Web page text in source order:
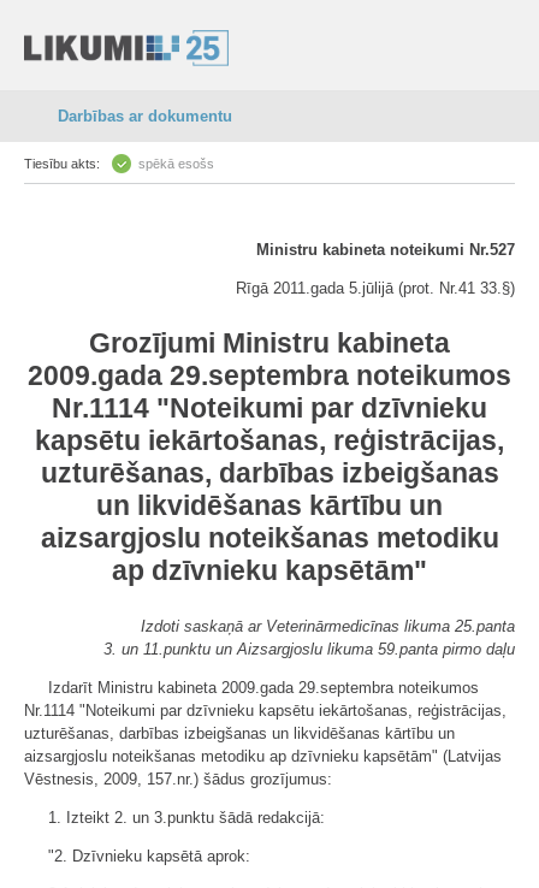
Darbības ar dokumentu
Tiesību akts: spēkā esošs
Ministru kabineta noteikumi Nr.527
Rīgā 2011.gada 5.jūlijā (prot. Nr.41 33.§)
Grozījumi Ministru kabineta
2009.gada 29.septembra noteikumos
Nr.1114 "Noteikumi par dzīvnieku
kapsētu iekārtošanas, reģistrācijas,
uzturēšanas, darbības izbeigšanas
un likvidēšanas kārtību un
aizsargjoslu noteikšanas metodiku
ap dzīvnieku kapsētām"
Izdoti saskaņā ar Veterinārmedicīnas likuma 25.panta
3. un 11.punktu un Aizsargjoslu likuma 59.panta pirmo daļu
Izdarīt Ministru kabineta 2009.gada 29.septembra noteikumos
Nr.1114 "Noteikumi par dzīvnieku kapsētu iekārtošanas, reģistrācijas,
uzturēšanas, darbības izbeigšanas un likvidēšanas kārtību un
aizsargjoslu noteikšanas metodiku ap dzīvnieku kapsētām" (Latvijas
Vēstnesis, 2009, 157.nr.) šādus grozījumus:
1. Izteikt 2. un 3.punktu šādā redakcijā:
"2. Dzīvnieku kapsētā aprok: